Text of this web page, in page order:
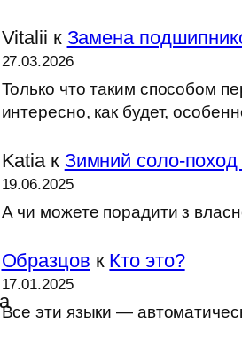
Vitalii к Замена
27.03.2026
Только что таким способом
интересно, как будет,
Katia к Зимний соло-поход
19.06.2025
А чи можете порадити з
Образцов к Кто это?
17.01.2025
Все эти языки —